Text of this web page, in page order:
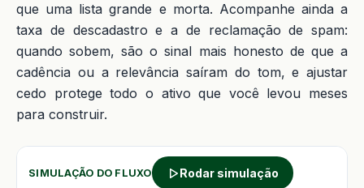
que uma lista grande e morta. Acompanhe ainda a
taxa de descadastro e a de reclamação de spam:
quando sobem, são o sinal mais honesto de que a
cadência ou a relevância saíram do tom, e ajustar
cedo protege todo o ativo que você levou meses
para construir.
SIMULAÇÃO DO FLUXO Rodar simulação